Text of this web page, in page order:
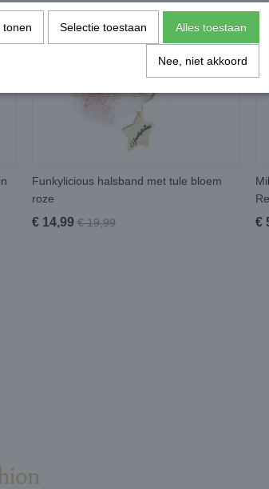
Funkylicious halsband met tule bloem
roze
€ 14,99 € 19,99 €
tonen Selectie toestaan Alles toestaan
Nee, niet akkoord